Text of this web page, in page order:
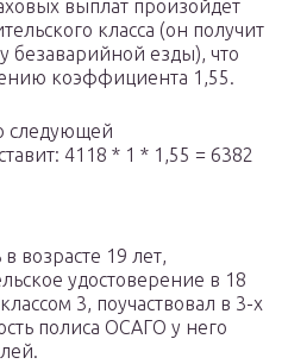
выплат произойдет
класса (он получит
безаварийной езды), что
коэффициента 1,55.
следующей
4118 * 1 * 1,55 = 6382
возрасте 19 лет,
удостоверение в 18
3, поучаствовал в 3-х
полиса ОСАГО у него